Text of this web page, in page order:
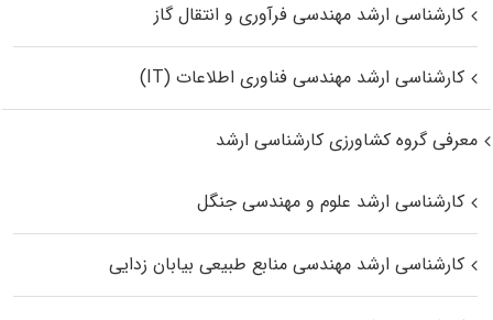
کارشناسی ارشد مهندسی فرآوری و انتقال گاز
کارشناسی ارشد مهندسی فناوری اطلاعات (IT)
معرفی گروه کشاورزی کارشناسی ارشد
کارشناسی ارشد علوم و مهندسی جنگل
کارشناسی ارشد مهندسی منابع طبیعی بیابان زدایی